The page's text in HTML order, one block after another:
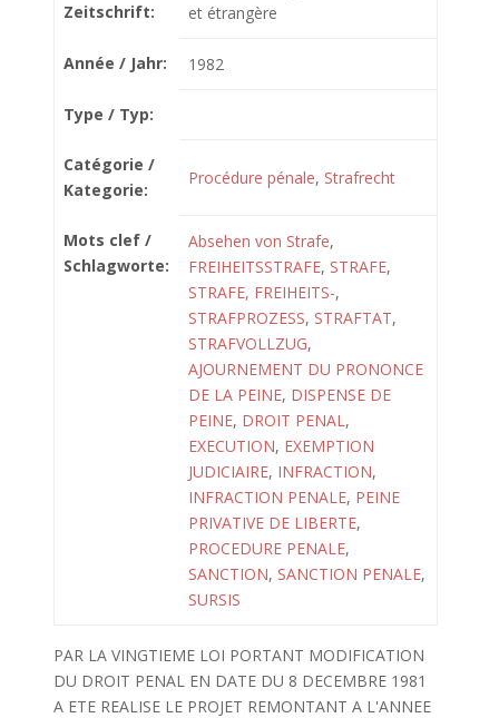
Zeitschrift:
et étrangère
Année / Jahr: 1982
Type / Typ:
Catégorie /
Kategorie:
Procédure pénale, Strafrecht
Mots clef /
Schlagworte:
Absehen von Strafe,
FREIHEITSSTRAFE, STRAFE,
STRAFE, FREIHEITS-,
STRAFPROZESS, STRAFTAT,
STRAFVOLLZUG,
AJOURNEMENT DU PRONONCE
DE LA PEINE, DISPENSE DE
PEINE, DROIT PENAL,
EXECUTION, EXEMPTION
JUDICIAIRE, INFRACTION,
INFRACTION PENALE, PEINE
PRIVATIVE DE LIBERTE,
PROCEDURE PENALE,
SANCTION, SANCTION PENALE,
SURSIS
PAR LA VINGTIEME LOI PORTANT MODIFICATION
DU DROIT PENAL EN DATE DU 8 DECEMBRE 1981
A ETE REALISE LE PROJET REMONTANT A L'ANNEE